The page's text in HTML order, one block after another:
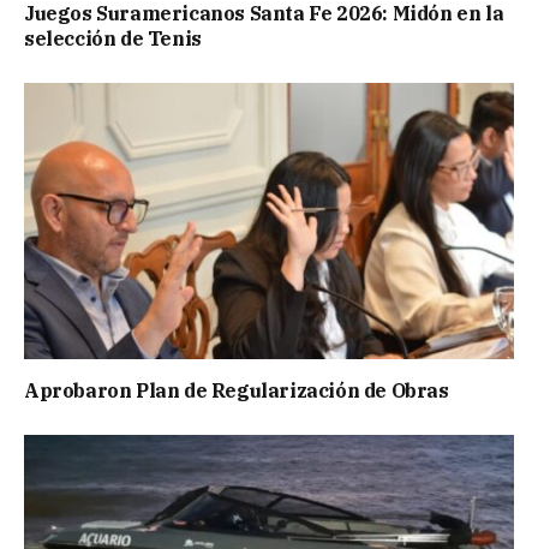
Juegos Suramericanos Santa Fe 2026: Midón en la
selección de Tenis
Aprobaron Plan de Regularización de Obras